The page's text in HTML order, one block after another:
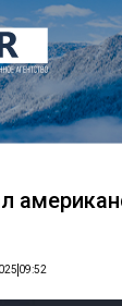
09:52